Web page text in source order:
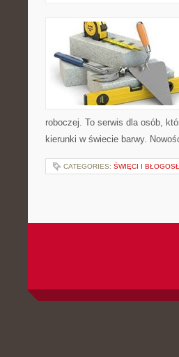
roboczej. To serwis dla osób,
kierunki w świecie barwy.
CATEGORIES: ŚWIĘCI I